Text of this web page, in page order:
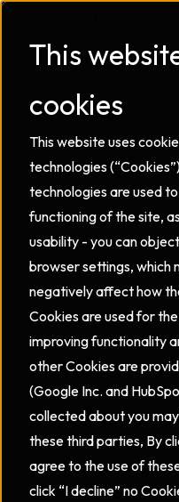
This
cookies
This website uses
technologies
technologies are used
functioning of the site,
usability - you can
browser settings, which
negatively affect how
Cookies are used for
improving functionality
other Cookies are
(Google Inc. and
collected about you
these third parties, By
agree to the use of
click “I decline” no